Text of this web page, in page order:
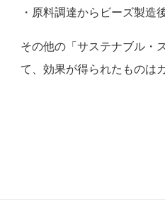
・原料調達からビーズ製造
その他の「サステナブル・
て、効果が得られたものは